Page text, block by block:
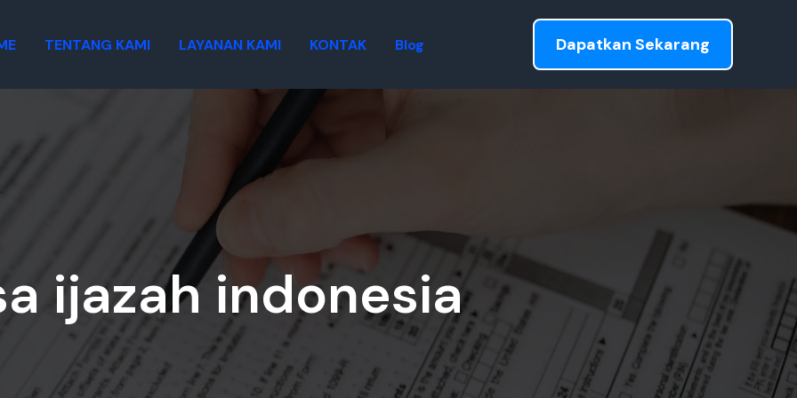
TENTANG KAMI LAYANAN KAMI KONTAK Blog Dapatkan Sekarang
ijazah indonesia